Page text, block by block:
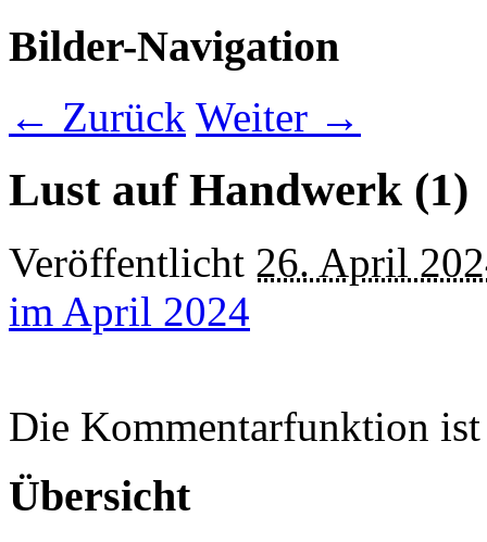
Bilder-Navigation
← Zurück Weiter →
Lust auf Handwerk (1)
Veröffentlicht 26. April
im April 2024
Die Kommentarfunktion ist
Übersicht